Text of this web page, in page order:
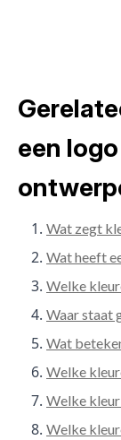
een
Wat zegt
Wat heeft
Welke
Waar staat
Wat
Welke
Welke kleur
Welke